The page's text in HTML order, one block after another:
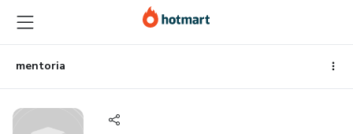
para
o
conteúdo
principal
para
o
pagamento
para
o
rodapé
mentoria